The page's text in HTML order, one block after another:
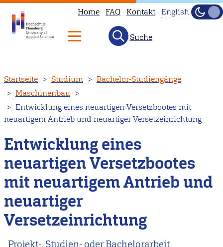
zum
Inhalt
Home FAQ Kontakt
not
in
English.
our
English
English
Hell
Suche
Startseite Studium
Bachelor-Studiengänge
Maschinenbau
Entwicklung eines neuartigen Versetzbootes mit
neuartigem Antrieb und neuartiger Versetzeinrichtung
Entwicklung eines
neuartigen Versetzbootes
mit neuartigem Antrieb und
neuartiger
Versetzeinrichtung
Projekt-, Studien- oder Bachelorarbeit